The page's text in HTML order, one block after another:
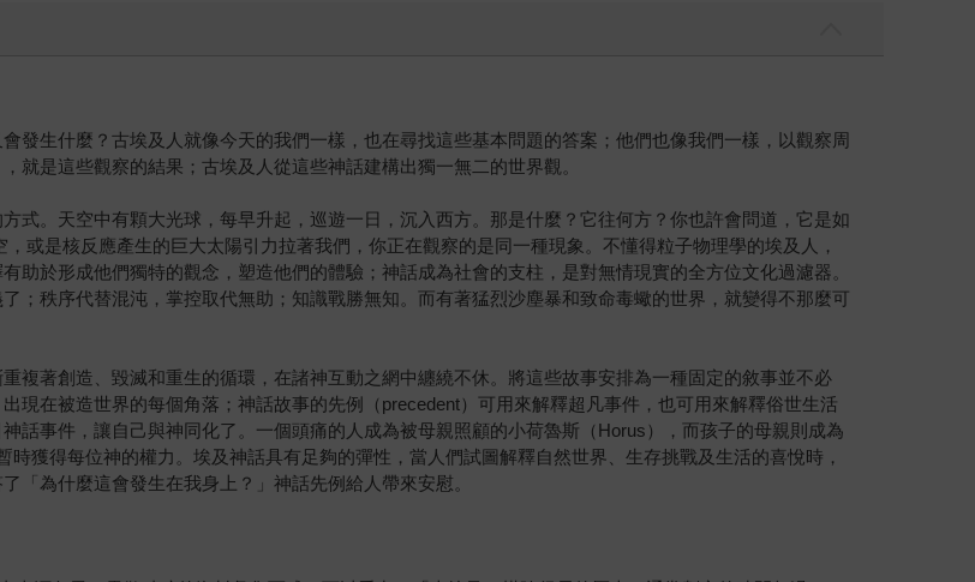
發生什麼？古埃及人就像今天的我們一樣，也在尋找這些基本問題的答案；他們也像我們一樣，以觀察周
就是這些觀察的結果；古埃及人從這些神話建構出獨一無二的世界觀。
式。天空中有顆大光球，每早升起，巡遊一日，沉入西方。那是什麼？它往何方？你也許會問道，它是如
或是核反應產生的巨大太陽引力拉著我們，你正在觀察的是同一種現象。不懂得粒子物理學的埃及人，
助於形成他們獨特的觀念，塑造他們的體驗；神話成為社會的支柱，是對無情現實的全方位文化過濾器。
；秩序代替混沌，掌控取代無助；知識戰勝無知。而有著猛烈沙塵暴和致命毒蠍的世界，就變得不那麼可
複著創造、毀滅和重生的循環，在諸神互動之網中纏繞不休。將這些故事安排為一種固定的敘事並不必
現在被造世界的每個角落；神話故事的先例（precedent）可用來解釋超凡事件，也可用來解釋俗世生活
話事件，讓自己與神同化了。一個頭痛的人成為被母親照顧的小荷魯斯（Horus），而孩子的母親則成為
獲得每位神的權力。埃及神話具有足夠的彈性，當人們試圖解釋自然世界、生存挑戰及生活的喜悅時，
「為什麼這會發生在我身上？」神話先例給人帶來安慰。